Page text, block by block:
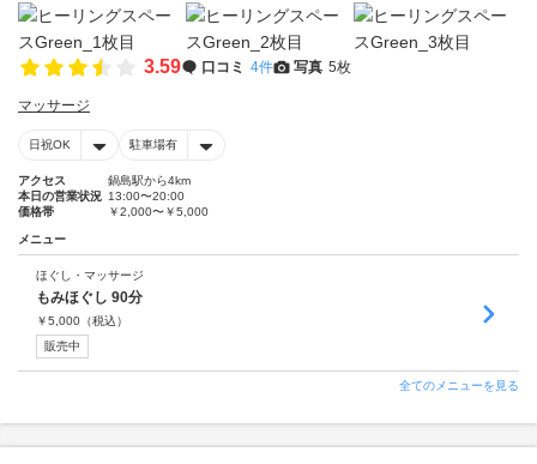
3.59 口コミ 4件 写真 5枚
マッサージ
日祝OK 駐車場有
アクセス
鍋島駅から4km
本日の営業状況 13:00〜20:00
価格帯
￥2,000〜￥5,000
メニュー
ほぐし・マッサージ
もみほぐし 90分
￥5,000 （税込）
販売中
全てのメニューを見る